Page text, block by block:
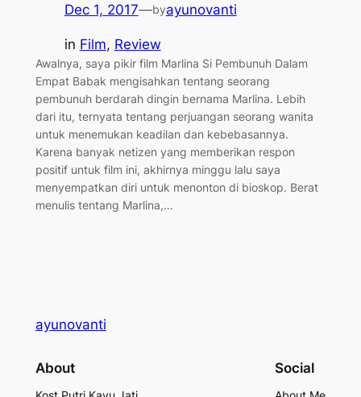
Dec 1, 2017—byayunovanti
in Film, Review
Awalnya, saya pikir film Marlina Si Pembunuh Dalam
Empat Babak mengisahkan tentang seorang
pembunuh berdarah dingin bernama Marlina. Lebih
dari itu, ternyata tentang perjuangan seorang wanita
untuk menemukan keadilan dan kebebasannya.
Karena banyak netizen yang memberikan respon
positif untuk film ini, akhirnya minggu lalu saya
menyempatkan diri untuk menonton di bioskop. Berat
menulis tentang Marlina,…
ayunovanti
About Social